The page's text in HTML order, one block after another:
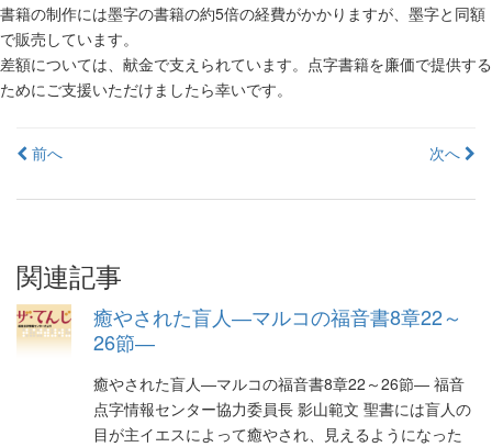
書籍の制作には墨字の書籍の約5倍の経費がかかりますが、墨字と同額
で販売しています。
差額については、献金で支えられています。点字書籍を廉価で提供する
ためにご支援いただけましたら幸いです。
投
ビ
ゲ
ー
次へ
前へ
関連記事
癒やされた盲人―マルコの福音書8章22～
26節―
癒やされた盲人―マルコの福音書8章22～26節― 福音
点字情報センター協力委員長 影山範文 聖書には盲人の
目が主イエスによって癒やされ、見えるようになった